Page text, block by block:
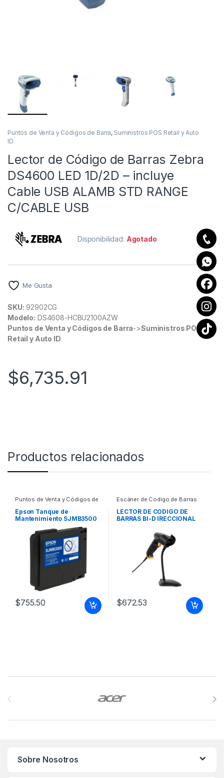
Puntos de Venta y Códigos de Barra, Suministros POS Retail y Auto
ID
Lector de Código de Barras Zebra
DS4600 LED 1D/2D – incluye
Cable USB ALAMB STD RANGE
C/CABLE USB
Disponibilidad: Agotado
Me Gusta
SKU: 92902CG
Modelo: DS4608-HCBU2100AZW
Puntos de Venta y Códigos de Barra->Suministros POS
Retail y Auto ID
$6,735.91
Productos relacionados
Puntos de Venta y Códigos de
Suministros POS Retail y
Auto ID
Epson Tanque de
Mantenimiento SJMB3500
para ColorWorks C3500
PARA TM-C3500
(SJMB3500)
$755.50
Escáner de Codigo de Barras
Puntos de Venta y
Códigos de Barra
LECTOR DE CODIGO DE
BARRAS BI-D IRECCIONAL
$672.53
Sobre Nosotros